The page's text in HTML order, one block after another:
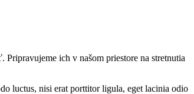
ich v našom priestore na stretnutia
luctus, nisi erat porttitor ligula, eget lacinia odio